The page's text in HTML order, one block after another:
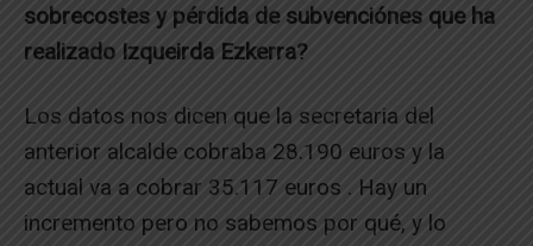
sobrecostes y pérdida de subvenciónes que ha
realizado Izqueirda Ezkerra?
Los datos nos dicen que la secretaria del
anterior alcalde cobraba 28.190 euros y la
actual va a cobrar 35.117 euros . Hay un
incremento pero no sabemos por qué, y lo